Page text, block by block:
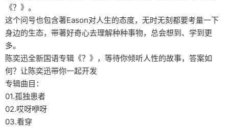
《？》。
这个问号也包含著Eason对人生的态度，无时无刻都要考量一下
身边的生态，带著好奇心去理解种种事物，总会想到、学到更
多。
陈奕迅全新国语专辑《？》，等待你倾听人性的故事，答案如
何？让陈奕迅带你一起开发
专辑曲目：
01.孤独患者
02.哎呀咿呀
03.看穿